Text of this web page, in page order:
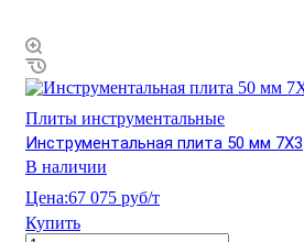
Плиты инструментальные
Инструментальная плита 50 мм 7Х3
В наличии
Цена:67 075 руб/т
Купить